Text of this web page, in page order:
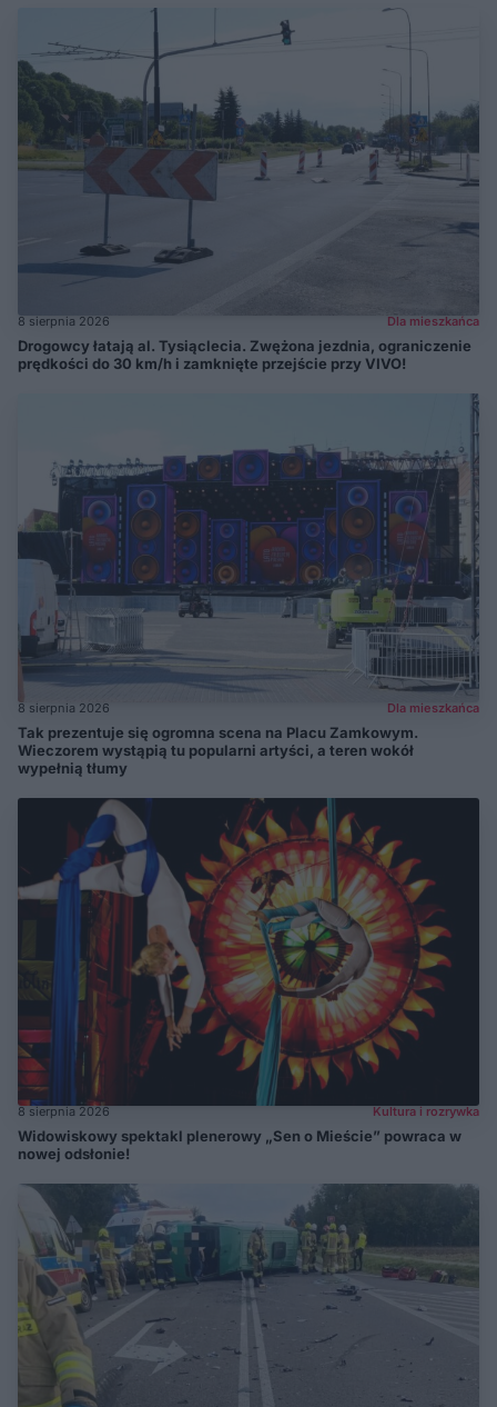
8 sierpnia 2026 Dla mieszkańca
Drogowcy łatają al. Tysiąclecia. Zwężona jezdnia, ograniczenie
prędkości do 30 km/h i zamknięte przejście przy VIVO!
8 sierpnia 2026 Dla mieszkańca
Tak prezentuje się ogromna scena na Placu Zamkowym.
Wieczorem wystąpią tu popularni artyści, a teren wokół
wypełnią tłumy
8 sierpnia 2026 Kultura i rozrywka
Widowiskowy spektakl plenerowy „Sen o Mieście” powraca w
nowej odsłonie!